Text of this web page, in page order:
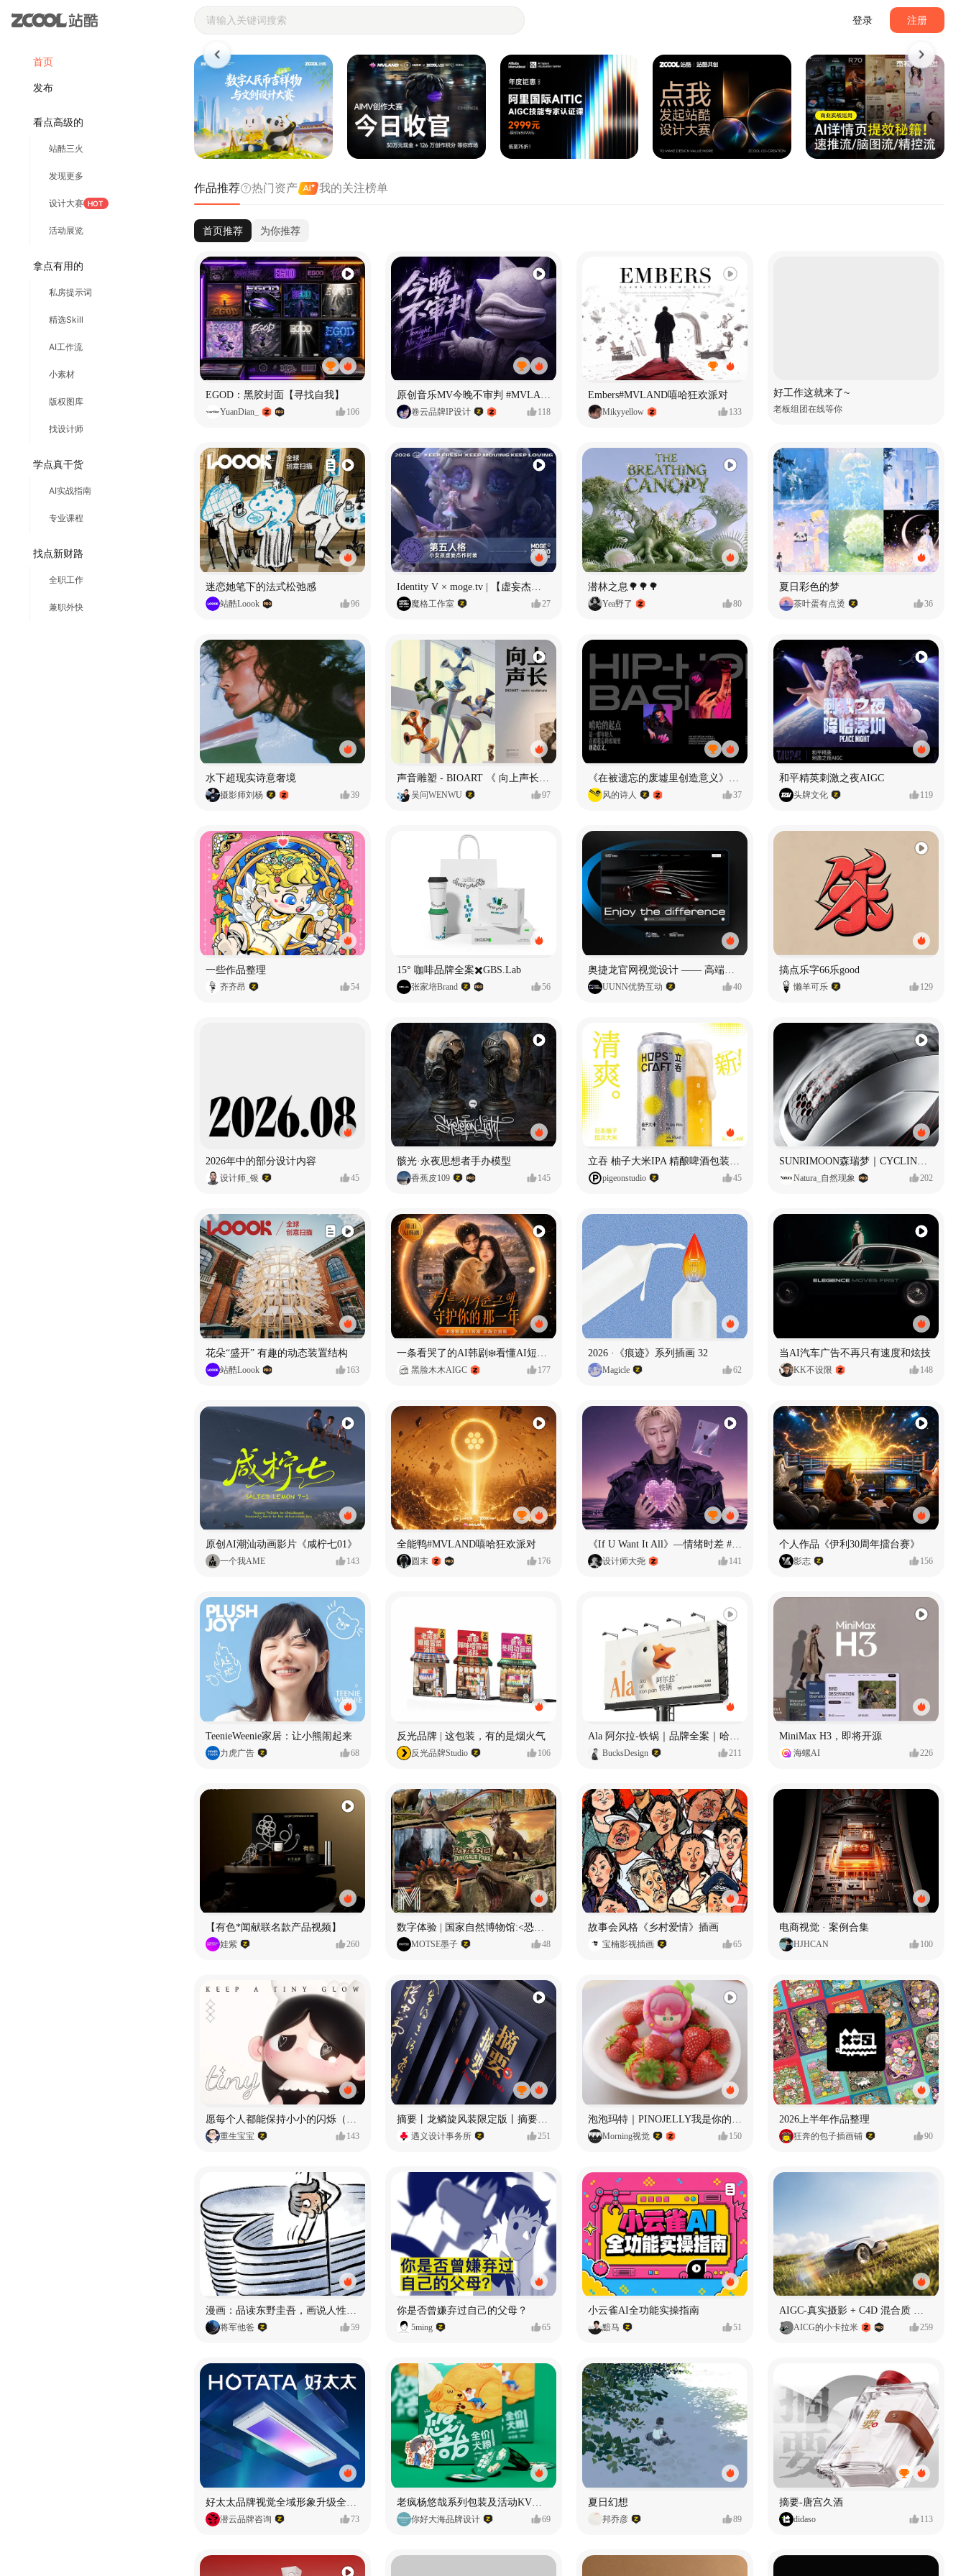
首页
发布
看点高级的
站酷三火
发现更多
设计大赛 HOT
活动展览
拿点有用的
私房提示词
精选Skill
AI工作流
小素材
版权图库
找设计师
学点真干货
AI实战指南
专业课程
找点新财路
全职工作
兼职外快
登录 注册
站酷ZCOOL - 设计师们都在站酷
作品推荐 热门资产 我的关注榜单
首页推荐 为你推荐
EGOD：黑胶封面【寻找自我】
YuanDian_ 106
原创音乐MV今晚不审判 #MVLAND嘻哈狂欢派对
卷云品牌IP设计 118
Embers#MVLAND嘻哈狂欢派对
Mikyyellow 133
好工作这就来了~
老板组团在线等你
迷恋她笔下的法式松弛感
站酷Loook 96 魔格工作室 27
潜林之息🌳🌳🌳
Yea野了 80
夏日彩色的梦
茶叶蛋有点烫 36
水下超现实诗意奢境
摄影师刘杨 39
声音雕塑 - BIOART 《 向上声长 》
吴问WENWU 97
《在被遗忘的废墟里创造意义》#MVLAND嘻哈狂欢派对
风的诗人 37
和平精英刺激之夜AIGC
头牌文化 119
一些作品整理
齐齐昂 54
15° 咖啡品牌全案✖️GBS.Lab
张家培Brand 56 UUNN优势互动 40
搞点乐字66乐good
懒羊可乐 129
2026年中的部分设计内容
设计师_银 45
骸光·永夜思想者手办模型
香蕉皮109 145
立吞 柚子大米IPA 精酿啤酒包装设计
pigeonstudio 45
SUNRIMOON森瑞梦｜CYCLING HELMET CG｜气动骑行头盔
Natura_自然现象 202
花朵“盛开” 有趣的动态装置结构
站酷Loook 163 黑脸木木AIGC 177
2026 ·《痕迹》系列插画 32
Magicle 62
当AI汽车广告不再只有速度和炫技
KK不设限 148
原创AI潮汕动画影片《咸柠七01》
一个我AME 143
全能鸭#MVLAND嘻哈狂欢派对
圆末 176
《If U Want It All》—情绪时差 #MVLAND嘻哈狂欢派对
设计师大尧 141
个人作品《伊利30周年擂台赛》
影志 156
TeenieWeenie家居：让小熊闹起来
力虎广告 68
反光品牌 | 这包装，有的是烟火气
反光品牌Studio 106 BucksDesign 211
MiniMax H3，即将开源
海螺AI 226
【有色*闻献联名款产品视频】
娃紫 260
数字体验 | 国家自然博物馆:<恐龙公园>沉浸特展
MOTSE墨子 48
故事会风格《乡村爱情》插画
宝楠影视插画 65
电商视觉 · 案例合集
HJHCAN 100
重生宝宝 143 遇义设计事务所 251 Morning视觉 150
2026上半年作品整理
狂奔的包子插画铺 90
漫画：品读东野圭吾，画说人性百态
将军他爸 59
你是否曾嫌弃过自己的父母？
5ming 65
小云雀AI全功能实操指南
黯马 51
AIGC-真实摄影 + C4D 混合质 能让 AI 产品图更好吗?
AICG的小卡拉米 259
潜云品牌咨询 73 你好大海品牌设计 69
夏日幻想
邦乔彦 89
摘要-唐宫久酒
didaso 113